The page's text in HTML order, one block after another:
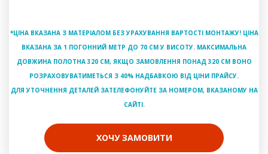
*ЦІНА ВКАЗАНА З МАТЕРІАЛОМ БЕЗ УРАХУВАННЯ ВАРТОСТІ МОНТАЖУ! ЦІНА
ВКАЗАНА ЗА 1 ПОГОННИЙ МЕТР ДО 70 СМ У ВИСОТУ. МАКСИМАЛЬНА
ДОВЖИНА ПОЛОТНА 320 СМ, ЯКЩО ЗАМОВЛЕННЯ ПОНАД 320 СМ ВОНО
РОЗРАХОВУВАТИМЕТЬСЯ З 40% НАДБАВКОЮ ВІД ЦІНИ ПРАЙСУ.
ДЛЯ УТОЧНЕННЯ ДЕТАЛЕЙ ЗАТЕЛЕФОНУЙТЕ ЗА НОМЕРОМ, ВКАЗАНОМУ НА
САЙТІ.
ХОЧУ ЗАМОВИТИ